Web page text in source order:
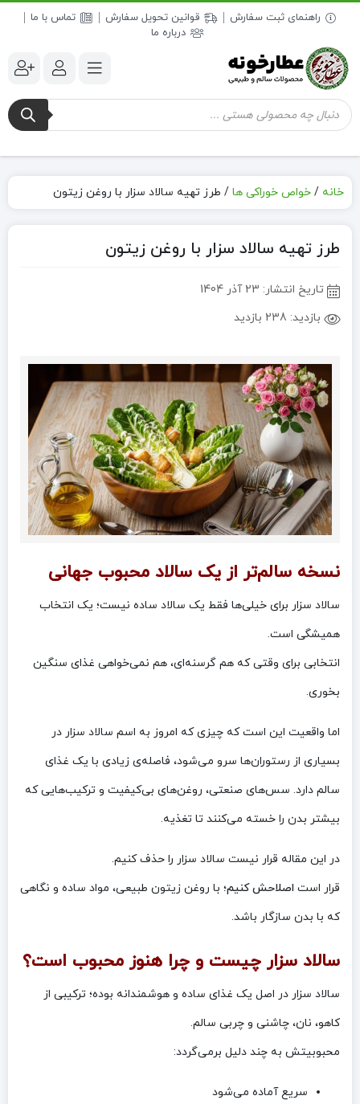
راهنمای ثبت سفارش قوانین تحویل سفارش
تماس با ما
درباره ما
جستجوی
محصولات
خانه / خواص خوراکی ها / طرز تهیه سالاد سزار با روغن زیتون
طرز تهیه سالاد سزار با روغن زیتون
تاریخ انتشار: 23 آذر 1404
بازدید: 238 بازدید
نسخه سالم‌تر از یک سالاد محبوب جهانی
سالاد سزار برای خیلی‌ها فقط یک سالاد ساده نیست؛ یک انتخاب
همیشگی است.
انتخابی برای وقتی که هم گرسنه‌ای، هم نمی‌خواهی غذای سنگین
بخوری.
اما واقعیت این است که چیزی که امروز به اسم سالاد سزار در
بسیاری از رستوران‌ها سرو می‌شود، فاصله‌ی زیادی با یک غذای
سالم دارد. سس‌های صنعتی، روغن‌های بی‌کیفیت و ترکیب‌هایی که
بیشتر بدن را خسته می‌کنند تا تغذیه.
در این مقاله قرار نیست سالاد سزار را حذف کنیم.
قرار است اصلاحش کنیم؛ با روغن زیتون طبیعی، مواد ساده و نگاهی
که با بدن سازگار باشد.
سالاد سزار چیست و چرا هنوز محبوب است؟
سالاد سزار در اصل یک غذای ساده و هوشمندانه بوده؛ ترکیبی از
کاهو، نان، چاشنی و چربی سالم.
محبوبیتش به چند دلیل برمی‌گردد:
سریع آماده می‌شود